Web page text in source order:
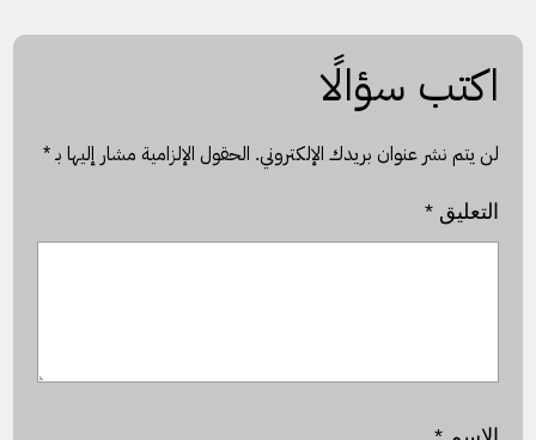
اكتب سؤالًا
لن يتم نشر عنوان بريدك الإلكتروني. الحقول الإلزامية مشار إليها بـ*
التعليق*